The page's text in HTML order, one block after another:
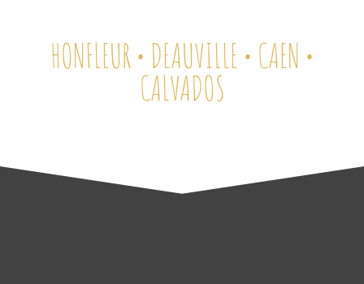
HONFLEUR • DEAUVILLE • CAEN •
CALVADOS